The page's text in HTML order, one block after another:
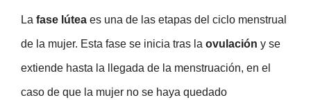
La fase lútea es una de las etapas del ciclo menstrual
de la mujer. Esta fase se inicia tras la ovulación y se
extiende hasta la llegada de la menstruación, en el
caso de que la mujer no se haya quedado